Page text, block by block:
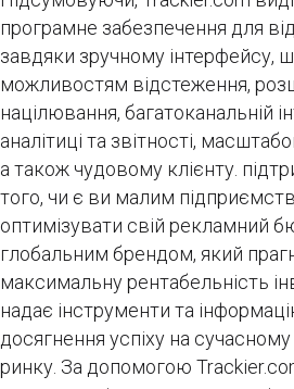
програмне забезпечення для
завдяки зручному інтерфейсу,
можливостям відстеження,
націлювання, багатоканальній
аналітиці та звітності,
а також чудовому клієнту.
того, чи є ви малим
оптимізувати свій рекламний
глобальним брендом, який
максимальну рентабельність
надає інструменти та
досягнення успіху на
ринку. За допомогою